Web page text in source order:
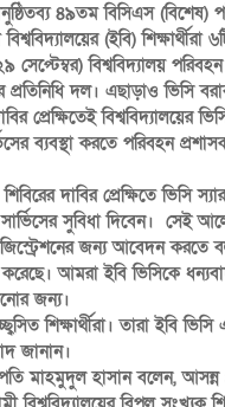
৪৯তম বিসিএস (বিশেষ)
(ইবি) শিক্ষার্থীরা
বিশ্ববিদ্যালয়
প্রতিনিধি দল। এছাড়াও ভিসি
প্রেক্ষিতেই বিশ্ববিদ্যালয়ের
ব্যবস্থা করতে পরিবহন
দাবির প্রেক্ষিতে ভিসি
সুবিধা দিবেন। সেই
জন্য আবেদন করতে
আমরা ইবি ভিসিকে
জন্য।
শিক্ষার্থীরা। তারা ইবি
জানান।
মাহমুদুল হাসান বলেন,